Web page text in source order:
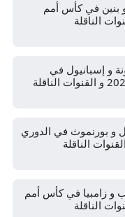
بنين في كأس أمم
و إسبانيول في
و بورنموث في الدوري
و زامبيا في كأس أمم